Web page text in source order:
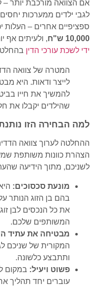
אם הצוואה מורכבת יותר –
לגבי ילדים ממערכות
ספציפיים אחרים – העלות
10,000 ש"ח
, ולעיתים אף
ידי לשכת עורכי הדין בהחלט
המטרה של צוואה
לייצר ודאות. היא
להמשיך את חייו
שהילדים יקבלו את
למה הבחירה הזו
ההחלטה לערוך צוואה
הצהרת כוונות משותפת
לשניכם, מתוך הידיעה
מונעת סכסוכים:
בהם בן הזוג הנותר
את כל הנכסים לבן
המשותפים שלכם.
מבטיחה את עתיד
המקורית של שניכם
ותתבצע כלשונה.
פשוט ויעיל: במקום
עוברים יחד תהליך